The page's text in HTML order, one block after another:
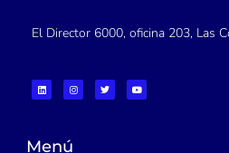
El Director 6000, oficina 203, Las
L
i
n
i
n
I
n
s
a
T
w
i
Y
o
u
Menú